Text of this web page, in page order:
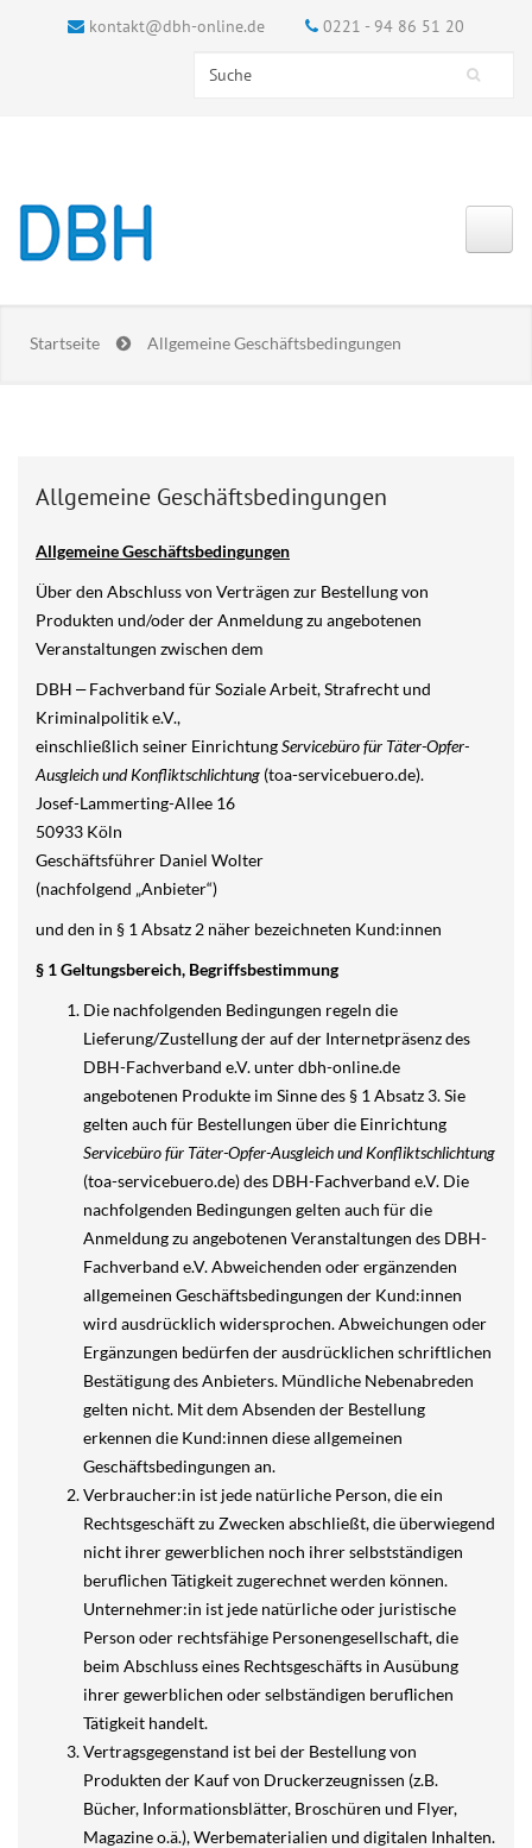
kontakt@dbh-online.de 0221 - 94 86 51 20
Suchformular
Search this site
Startseite Allgemeine Geschäftsbedingungen
Allgemeine Geschäftsbedingungen
Allgemeine Geschäftsbedingungen
Über den Abschluss von Verträgen zur Bestellung von
Produkten und/oder der Anmeldung zu angebotenen
Veranstaltungen zwischen dem
DBH –Fachverband für Soziale Arbeit, Strafrecht und
Kriminalpolitik e.V.,
einschließlich seiner EinrichtungServicebüro für Täter-Opfer-
Ausgleich und Konfliktschlichtung (toa-servicebuero.de).
Josef-Lammerting-Allee 16
50933 Köln
Geschäftsführer Daniel Wolter
(nachfolgend „Anbieter“)
und den in § 1 Absatz 2 näher bezeichneten Kund:innen
§ 1 Geltungsbereich, Begriffsbestimmung
Die nachfolgenden Bedingungen regeln die
Lieferung/Zustellung der auf der Internetpräsenz des
DBH-Fachverband e.V. unter dbh-online.de
angebotenen Produkte im Sinne des § 1 Absatz 3. Sie
gelten auch für Bestellungen über die Einrichtung
Servicebüro für Täter-Opfer-Ausgleich und Konfliktschlichtung
(toa-servicebuero.de) des DBH-Fachverband e.V. Die
nachfolgenden Bedingungen gelten auch für die
Anmeldung zu angebotenen Veranstaltungen des DBH-
Fachverband e.V. Abweichenden oder ergänzenden
allgemeinen Geschäftsbedingungen der Kund:innen
wird ausdrücklich widersprochen. Abweichungen oder
Ergänzungen bedürfen der ausdrücklichen schriftlichen
Bestätigung des Anbieters. Mündliche Nebenabreden
gelten nicht. Mit dem Absenden der Bestellung
erkennen die Kund:innen diese allgemeinen
Geschäftsbedingungen an.
Verbraucher:in ist jede natürliche Person, die ein
Rechtsgeschäft zu Zwecken abschließt, die überwiegend
nicht ihrer gewerblichen noch ihrer selbstständigen
beruflichen Tätigkeit zugerechnet werden können.
Unternehmer:in ist jede natürliche oder juristische
Person oder rechtsfähige Personengesellschaft, die
beim Abschluss eines Rechtsgeschäfts in Ausübung
ihrer gewerblichen oder selbständigen beruflichen
Tätigkeit handelt.
Vertragsgegenstand ist bei der Bestellung von
Produkten der Kauf von Druckerzeugnissen (z.B.
Bücher, Informationsblätter, Broschüren und Flyer,
Magazine o.ä.), Werbematerialien und digitalen Inhalten.